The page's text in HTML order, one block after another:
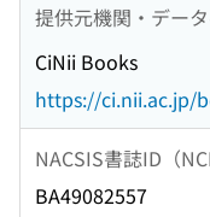
提供元機関・デー
CiNii Books
https://ci.nii.ac.jp/
NACSIS書誌ID（
BA49082557